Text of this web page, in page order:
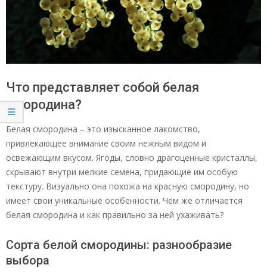
Что представляет собой белая
смородина?
Белая смородина – это изысканное лакомство,
привлекающее внимание своим нежным видом и
освежающим вкусом. Ягоды, словно драгоценные кристаллы,
скрывают внутри мелкие семена, придающие им особую
текстуру. Визуально она похожа на красную смородину, но
имеет свои уникальные особенности. Чем же отличается
белая смородина и как правильно за ней ухаживать?
Сорта белой смородины: разнообразие
выбора